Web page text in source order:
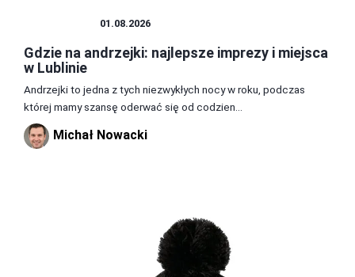
01.08.2026
Gdzie na andrzejki: najlepsze imprezy i miejsca
w Lublinie
Andrzejki to jedna z tych niezwykłych nocy w roku, podczas
której mamy szansę oderwać się od codzien...
Michał Nowacki